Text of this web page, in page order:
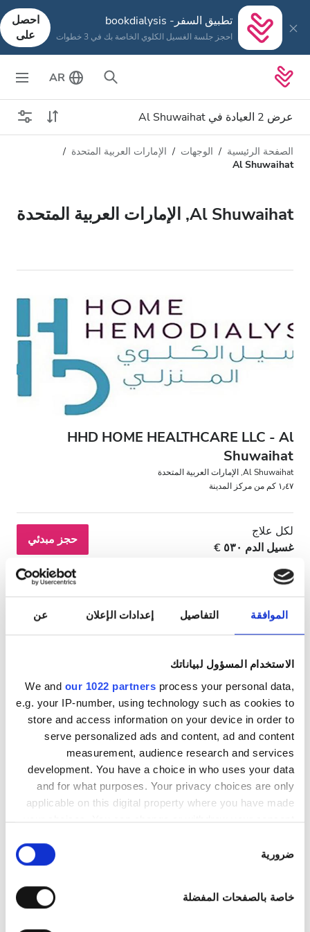
الموافقة التفاصيل إعدادات الإعلان عن
الاستخدام المسؤول لبياناتك
We and our 1022 partners process your personal data,
e.g. your IP-number, using technology such as cookies to
store and access information on your device in order to
serve personalized ads and content, ad and content
measurement, audience research and services
development. You have a choice in who uses your data
and for what purposes. Your privacy choices are only
applicable on this digital property where you have made
your choices. You can change or withdraw your consent
the Privacy trigger icon.
Collect information about your geographical
الموافقة
ضرورية
خاصة بالصفحات المفضلة
تطبيق السفر- bookdialysis
احجز جلسة الغسيل الكلوي الخاصة بك في 3 خطوات
احصل
على
AR
عرض 2 العيادة في Al Shuwaihat
نوع الغسيل الكلوي
غسيل الدم
مرضى مصابين بفيروس نقص المناعة البشرية
مرضى مصابين بالتهاب الكبد B
مرضى مصابين بالتهاب الكبد C
بطاقة التأمين الصحيّ العالميّة
المرافق
المرطبات
شبكة واي فاي مجانيّة
انتقالات مجانية
انتظار سيارات مجانيّ
السعر
0 – 100 يورو
100 – 200 يورو
200 – 300 يورو
أكثر من 300 يورو
المناوبات
المسافة
التقييم
الصفحة الرئيسية الوجهات
الإمارات العربية المتحدة
Al Shuwaihat
Al Shuwaihat, الإمارات العربية المتحدة
HHD HOME HEALTHCARE LLC - Al
Shuwaihat
Al Shuwaihat, الإمارات العربية المتحدة
١٫٤٧ كم من مركز المدينة
لكل علاج
غسيل الدم ٥٣٠ €
حجز مبدئي
Trivita Home Healthcare LLC - Al
Shuwaihat
Al Shuwaihat, الإمارات العربية المتحدة
١٫٤٧ كم من مركز المدينة
غسيل الدم ٣٩٢ €
غسيل وترشيح الدم ٤٣٠ €
حجز مبدئي